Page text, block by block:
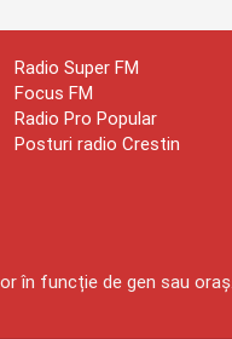
Radio Super FM
Focus FM
Radio Pro Popular
Posturi radio Crestin
în funcție de gen sau oraș.